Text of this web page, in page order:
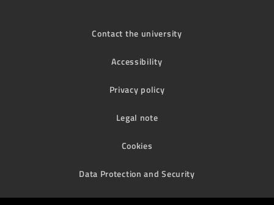
Contact the university
Accessibility
Privacy policy
Legal note
Cookies
Data Protection and Security